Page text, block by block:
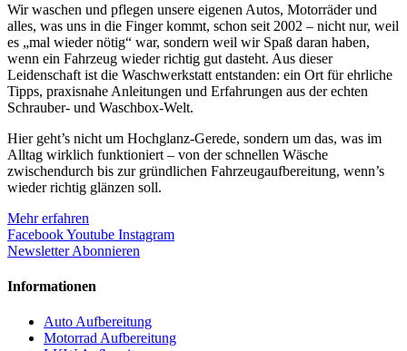
Wir waschen und pflegen unsere eigenen Autos, Motorräder und
alles, was uns in die Finger kommt, schon seit 2002 – nicht nur, weil
es „mal wieder nötig“ war, sondern weil wir Spaß daran haben,
wenn ein Fahrzeug wieder richtig gut dasteht. Aus dieser
Leidenschaft ist die Waschwerkstatt entstanden: ein Ort für ehrliche
Tipps, praxisnahe Anleitungen und Erfahrungen aus der echten
Schrauber- und Waschbox-Welt.
Hier geht’s nicht um Hochglanz-Gerede, sondern um das, was im
Alltag wirklich funktioniert – von der schnellen Wäsche
zwischendurch bis zur gründlichen Fahrzeugaufbereitung, wenn’s
wieder richtig glänzen soll.
Mehr erfahren
FacebookYoutube Instagram
Newsletter Abonnieren
Informationen
Auto Aufbereitung
Motorrad Aufbereitung